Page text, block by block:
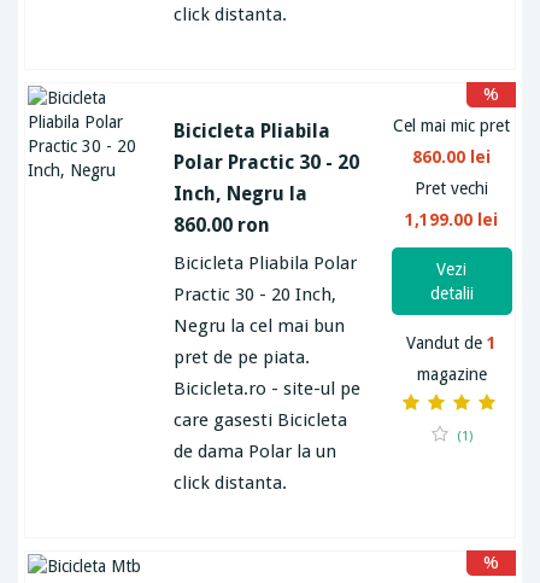
click distanta.
Bicicleta Pliabila
Polar Practic 30 - 20
Inch, Negru la
860.00 ron
Bicicleta Pliabila Polar
Practic 30 - 20 Inch,
Negru la cel mai bun
pret de pe piata.
Bicicleta.ro - site-ul pe
care gasesti Bicicleta
de dama Polar la un
click distanta.
Cel mai mic pret
860.00 lei
Pret vechi
1,199.00 lei
%
Vezi
detalii
Vandut de1
magazine
(1)
%